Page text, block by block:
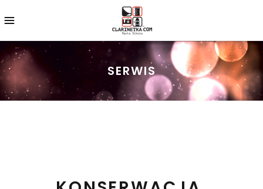
SERWIS